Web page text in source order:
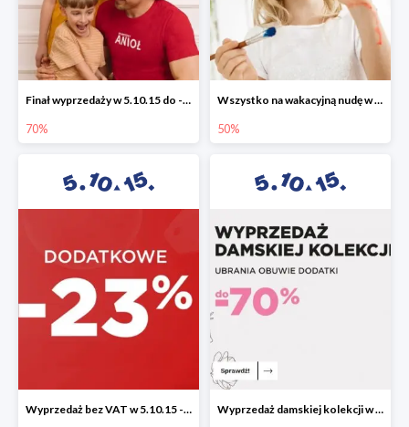
Finał wyprzedaży w 5.10.15 do -70%
70%
Wszystko na wakacyjną nudę w 5.10.15 - gry i zabawki do -50%
50%
Wyprzedaż bez VAT w 5.10.15 - dodatkowe -23% rabatu Wyprzedaż damskiej kolekcji w 5.10.15 - ubrania, obuwie i dodatki do -70%